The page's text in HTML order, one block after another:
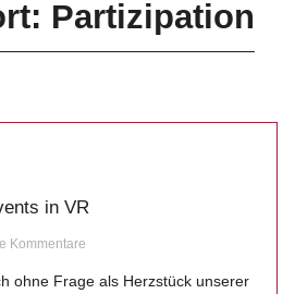
Partizipation
in VR
Kommentare
ohne Frage als Herzstück unserer